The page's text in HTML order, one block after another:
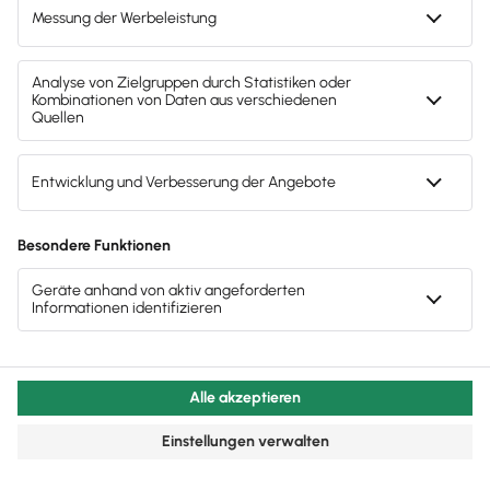
Beispiel aus der Praxis: Auswertung Bilanzkennzahlen
Drucken / PDF speichern
Newsletter abonnieren
Passende Themen
Bilanz Kennzahlen
E-Bilanz
Hinweis: Gendergerechte Sprache ist uns wichtig. Daher verwenden
wir auf diesem Portal, wann immer möglich, genderneutrale
aus. Hiermit sind ausdrücklich alle Geschlechter (m/w/d) mitgemeint.